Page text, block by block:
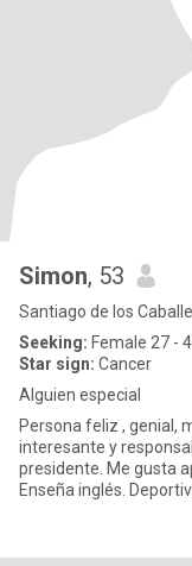
Simon, 53
Santiago de los
Seeking: Female 27 -
Star sign: Cancer
Alguien especial
Persona feliz , genial, muy tranquilo.
interesante y responsable. Me gusta voy la playa y
presidente. Me gusta aprender más castellano. Toca guitarra.
Enseña